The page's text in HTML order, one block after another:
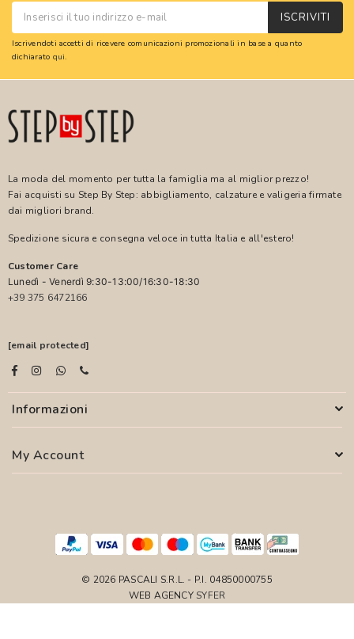
ISCRIVITI
Iscrivendoti accetti di ricevere comunicazioni promozionali in base a quanto
dichiarato qui.
La moda del momento per tutta la famiglia ma al miglior prezzo!
Fai acquisti su Step By Step: abbigliamento, calzature e valigeria firmate
dai migliori brand.
Spedizione sicura e consegna veloce in tutta Italia e all'estero!
Customer Care
Lunedì - Venerdì 9:30-13:00/16:30-18:30
+39 375 6472166
[email protected]
Informazioni
My Account
© 2026 PASCALI S.R.L. - P.I. 04850000755
WEB AGENCY SYFER